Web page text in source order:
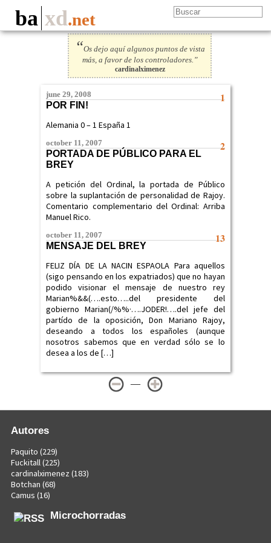
ba xd.net
“Os dejo aquí algunos puntos de vista
más, a favor de los controladores.”
cardinalximenez
1
june 29, 2008
POR FIN!
Alemania 0 – 1 España 1
2
october 11, 2007
PORTADA DE PÚBLICO PARA EL
BREY
A petición del Ordinal, la portada de Público
sobre la suplantación de personalidad de Rajoy.
Comentario complementario del Ordinal: Arriba
Manuel Rico.
13
october 11, 2007
MENSAJE DEL BREY
FELIZ DÍA DE LA NACIN ESPAOLA Para aquellos
(sigo pensando en los expatriados) que no hayan
podido visionar el mensaje de nuestro rey
Marian%&&(….esto…..del presidente del
gobierno Marian(/%%·….JODER!….del jefe del
partído de la oposición, Don Mariano Rajoy,
deseando a todos los españoles (aunque
nosotros sabemos que en verdad sólo se lo
desea a los de […]
—
Autores
Paquito (229)
Fuckitall(225)
cardinalximenez (183)
Botchan (68)
Camus (16)
Microchorradas